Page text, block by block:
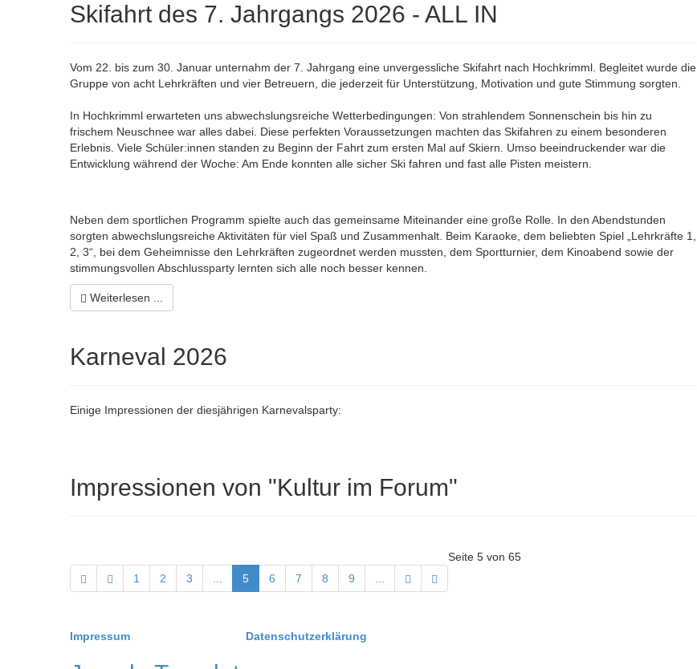
Skifahrt des 7. Jahrgangs 2026 - ALL IN
Vom 22. bis zum 30. Januar unternahm der 7. Jahrgang eine unvergessliche Skifahrt nach Hochkrimml. Begleitet wurde die
Gruppe von acht Lehrkräften und vier Betreuern, die jederzeit für Unterstützung, Motivation und gute Stimmung sorgten.
In Hochkrimml erwarteten uns abwechslungsreiche Wetterbedingungen: Von strahlendem Sonnenschein bis hin zu
frischem Neuschnee war alles dabei. Diese perfekten Voraussetzungen machten das Skifahren zu einem besonderen
Erlebnis. Viele Schüler:innen standen zu Beginn der Fahrt zum ersten Mal auf Skiern. Umso beeindruckender war die
Entwicklung während der Woche: Am Ende konnten alle sicher Ski fahren und fast alle Pisten meistern.
Neben dem sportlichen Programm spielte auch das gemeinsame Miteinander eine große Rolle. In den Abendstunden
sorgten abwechslungsreiche Aktivitäten für viel Spaß und Zusammenhalt. Beim Karaoke, dem beliebten Spiel „Lehrkräfte 1,
2, 3“, bei dem Geheimnisse den Lehrkräften zugeordnet werden mussten, dem Sportturnier, dem Kinoabend sowie der
stimmungsvollen Abschlussparty lernten sich alle noch besser kennen.
Weiterlesen ...
Karneval 2026
Einige Impressionen der diesjährigen Karnevalsparty:
Impressionen von "Kultur im Forum"
Seite 5 von 65
1
2 3 ... 5 6 7 8 9 ...
Impressum Datenschutzerklärung